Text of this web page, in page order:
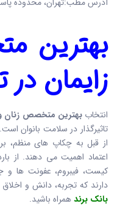
بهترین
زایمان در
انتخاببهترین متخصص زنان و
از قبل به چکاپ های
اعتماد اهمیت می دهند. از
کیست، فیبروم، عفونت ها
دارند که تجربه، دانش و
بانک برندهمراه باشید.